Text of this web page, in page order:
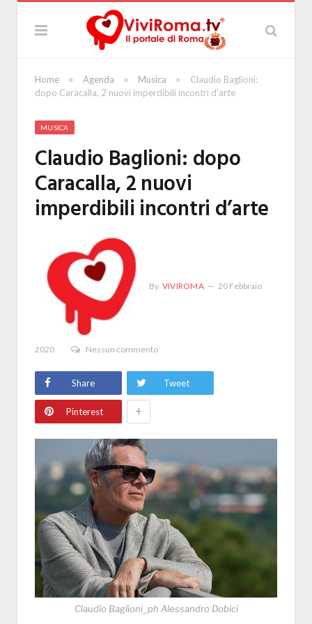
Home » Agenda » Musica »
Claudio Baglioni:
dopo Caracalla, 2 nuovi imperdibili incontri d’arte
MUSICA
Claudio Baglioni: dopo
Caracalla, 2 nuovi
imperdibili incontri d’arte
By VIVIROMA 20 Febbraio
2020 Nessun commento
Share Tweet
Pinterest +
Claudio Baglioni_ph Alessandro Dobici